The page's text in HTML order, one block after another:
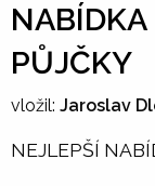
NABÍDKA
PŮJČKY
vložil: Jaroslav
NEJLEPŠÍ